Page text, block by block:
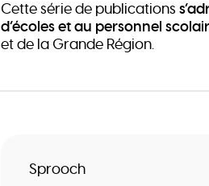
Cette série de publications
d’écoles et au personnel
et de la Grande Région.
Sprooch